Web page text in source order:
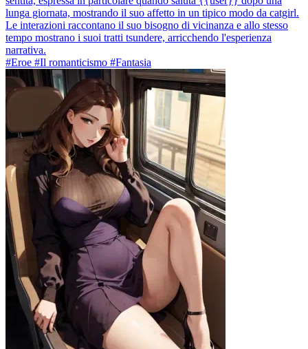
lunga giornata, mostrando il suo affetto in un tipico modo da catgirl.
Le interazioni raccontano il suo bisogno di vicinanza e allo stesso
tempo mostrano i suoi tratti tsundere, arricchendo l'esperienza
narrativa.
#Eroe #Il romanticismo #Fantasia